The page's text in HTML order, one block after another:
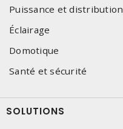
Puissance et distribution
Éclairage
Domotique
Santé et sécurité
SOLUTIONS